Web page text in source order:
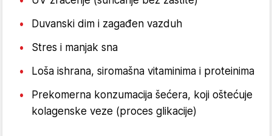
Duvanski dim i zagađen vazduh
Stres i manjak sna
Loša ishrana, siromašna vitaminima i proteinima
Prekomerna konzumacija šećera, koji oštećuje
kolagenske veze (proces glikacije)